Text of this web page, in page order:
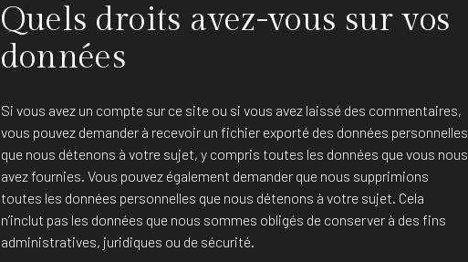
Quels droits avez-vous sur vos
données
Si vous avez un compte sur ce site ou si vous avez laissé des commentaires,
vous pouvez demander à recevoir un fichier exporté des données personnelles
que nous détenons à votre sujet, y compris toutes les données que vous nous
avez fournies. Vous pouvez également demander que nous supprimions
toutes les données personnelles que nous détenons à votre sujet. Cela
n’inclut pas les données que nous sommes obligés de conserver à des fins
administratives, juridiques ou de sécurité.